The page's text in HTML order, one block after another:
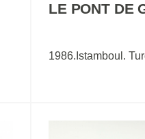
LE PONT DE
1986.Istamboul.